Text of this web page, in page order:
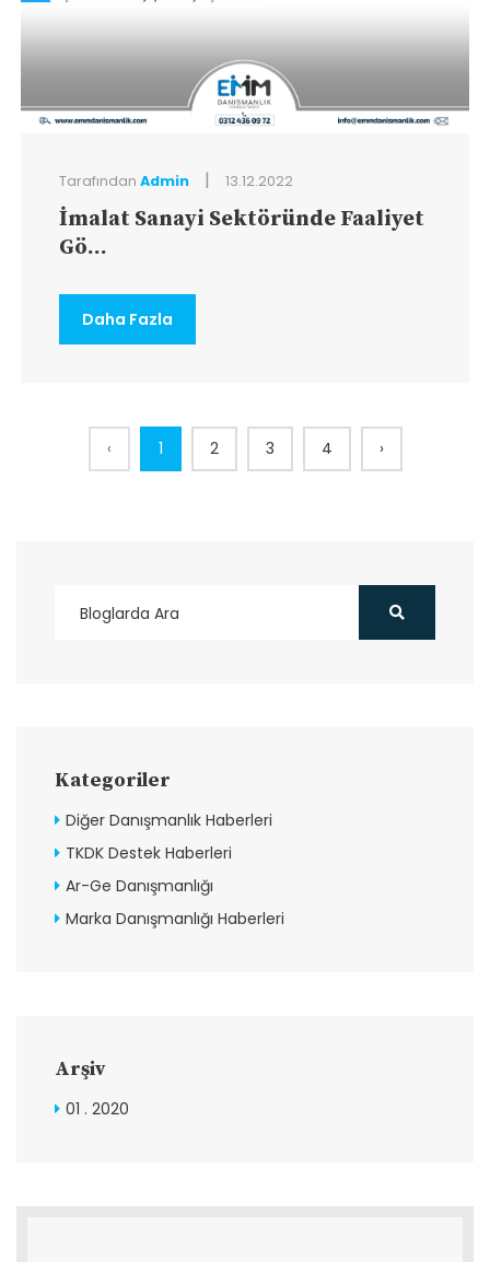
Tarafından Admin | 13.12.2022
İmalat Sanayi Sektöründe Faaliyet
Gö...
Daha Fazla
‹ 1 2 3 4 ›
Kategoriler
Diğer Danışmanlık Haberleri
TKDK Destek Haberleri
Ar-Ge Danışmanlığı
Marka Danışmanlığı Haberleri
Arşiv
01 . 2020